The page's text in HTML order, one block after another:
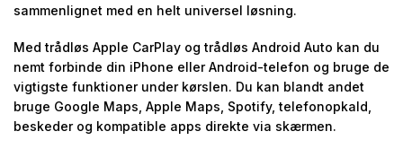
sammenlignet med en helt universel løsning.
Med trådløs Apple CarPlay og trådløs Android Auto kan du
nemt forbinde din iPhone eller Android-telefon og bruge de
vigtigste funktioner under kørslen. Du kan blandt andet
bruge Google Maps, Apple Maps, Spotify, telefonopkald,
beskeder og kompatible apps direkte via skærmen.